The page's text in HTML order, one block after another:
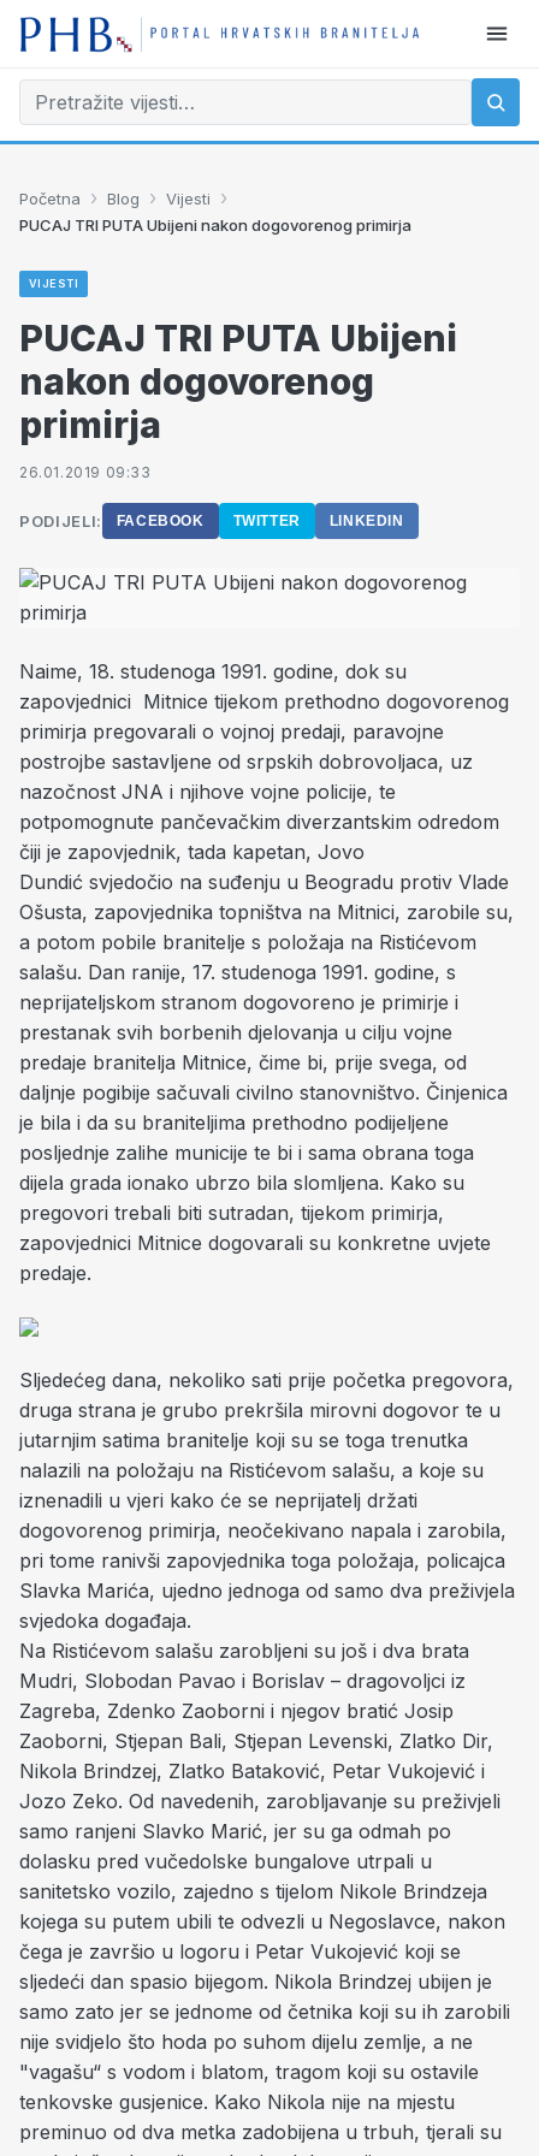
Početna › Blog › Vijesti ›
PUCAJ TRI PUTA Ubijeni nakon dogovorenog primirja
VIJESTI
PUCAJ TRI PUTA Ubijeni
nakon dogovorenog
primirja
26.01.2019 09:33
PODIJELI: FACEBOOK TWITTER LINKEDIN
Naime, 18. studenoga 1991. godine, dok su
zapovjednici Mitnice tijekom prethodno dogovorenog
primirja pregovarali o vojnoj predaji, paravojne
postrojbe sastavljene od srpskih dobrovoljaca, uz
nazočnost JNA i njihove vojne policije, te
potpomognute pančevačkim diverzantskim odredom
čiji je zapovjednik, tada kapetan, Jovo
Dundić svjedočio na suđenju u Beogradu protiv Vlade
Ošusta, zapovjednika topništva na Mitnici, zarobile su,
a potom pobile branitelje s položaja na Ristićevom
salašu. Dan ranije, 17. studenoga 1991. godine, s
neprijateljskom stranom dogovoreno je primirje i
prestanak svih borbenih djelovanja u cilju vojne
predaje branitelja Mitnice, čime bi, prije svega, od
daljnje pogibije sačuvali civilno stanovništvo. Činjenica
je bila i da su braniteljima prethodno podijeljene
posljednje zalihe municije te bi i sama obrana toga
dijela grada ionako ubrzo bila slomljena. Kako su
pregovori trebali biti sutradan, tijekom primirja,
zapovjednici Mitnice dogovarali su konkretne uvjete
predaje.
Sljedećeg dana, nekoliko sati prije početka pregovora,
druga strana je grubo prekršila mirovni dogovor te u
jutarnjim satima branitelje koji su se toga trenutka
nalazili na položaju na Ristićevom salašu, a koje su
iznenadili u vjeri kako će se neprijatelj držati
dogovorenog primirja, neočekivano napala i zarobila,
pri tome ranivši zapovjednika toga položaja, policajca
Slavka Marića, ujedno jednoga od samo dva preživjela
svjedoka događaja.
Na Ristićevom salašu zarobljeni su još i dva brata
Mudri, Slobodan Pavao i Borislav – dragovoljci iz
Zagreba, Zdenko Zaoborni i njegov bratić Josip
Zaoborni, Stjepan Bali, Stjepan Levenski, Zlatko Dir,
Nikola Brindzej, Zlatko Bataković, Petar Vukojević i
Jozo Zeko. Od navedenih, zarobljavanje su preživjeli
samo ranjeni Slavko Marić, jer su ga odmah po
dolasku pred vučedolske bungalove utrpali u
sanitetsko vozilo, zajedno s tijelom Nikole Brindzeja
kojega su putem ubili te odvezli u Negoslavce, nakon
čega je završio u logoru i Petar Vukojević koji se
sljedeći dan spasio bijegom. Nikola Brindzej ubijen je
samo zato jer se jednome od četnika koji su ih zarobili
nije svidjelo što hoda po suhom dijelu zemlje, a ne
"vagašu“ s vodom i blatom, tragom koji su ostavile
tenkovske gusjenice. Kako Nikola nije na mjestu
preminuo od dva metka zadobijena u trbuh, tjerali su